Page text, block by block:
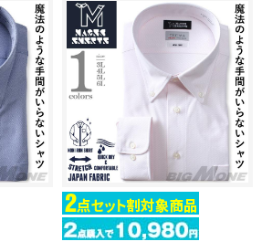
229006sw